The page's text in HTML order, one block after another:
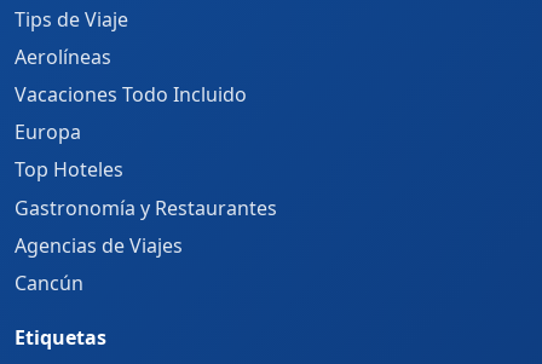
Tips de Viaje
Aerolíneas
Vacaciones Todo Incluido
Europa
Top Hoteles
Gastronomía y Restaurantes
Agencias de Viajes
Cancún
Etiquetas